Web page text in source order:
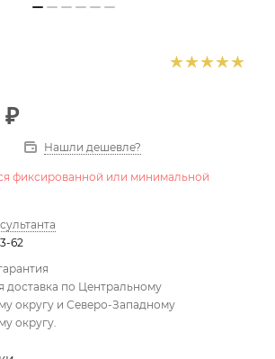
₽
Нашли дешевле?
фиксированной или минимальной
62
доставка по Центральному
округу и Северо-Западному
округу.